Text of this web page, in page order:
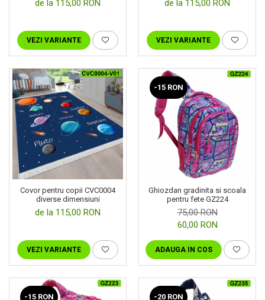
de la 115,00 RON
VEZI VARIANTE
de la 115,00 RON
VEZI VARIANTE
Covor pentru copii CVC0004
diverse dimensiuni
de la 115,00 RON
VEZI VARIANTE
-15 RON
Ghiozdan gradinita si scoala
pentru fete GZ224
75,00 RON
60,00 RON
ADAUGA IN COS
-15 RON -20 RON